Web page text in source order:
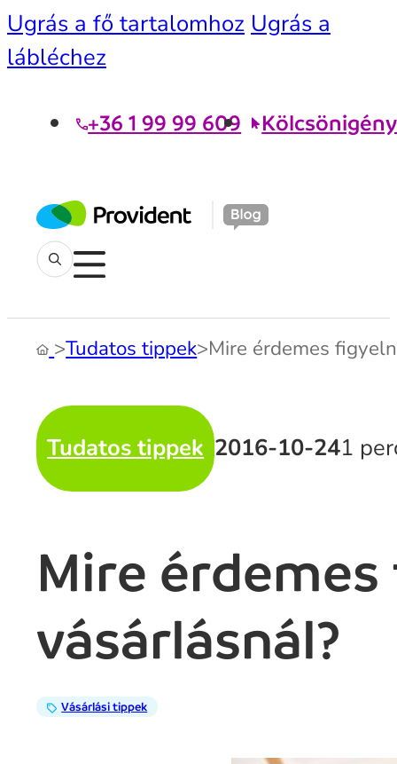
Ugrás a fő tartalomhoz Ugrás a
lábléchez
+36 1 99 99 609
>Tudatos tippek>Mire érdemes
Tudatos tippek 2016-10-241
Mire
vásárlásnál?
Vásárlási tippek